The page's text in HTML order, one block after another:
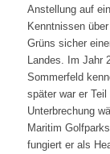
Anstellung auf
Kenntnissen
Grüns sicher
Landes. Im Jahr
Sommerfeld
später war er
Unterbrechung
Maritim
fungiert er als